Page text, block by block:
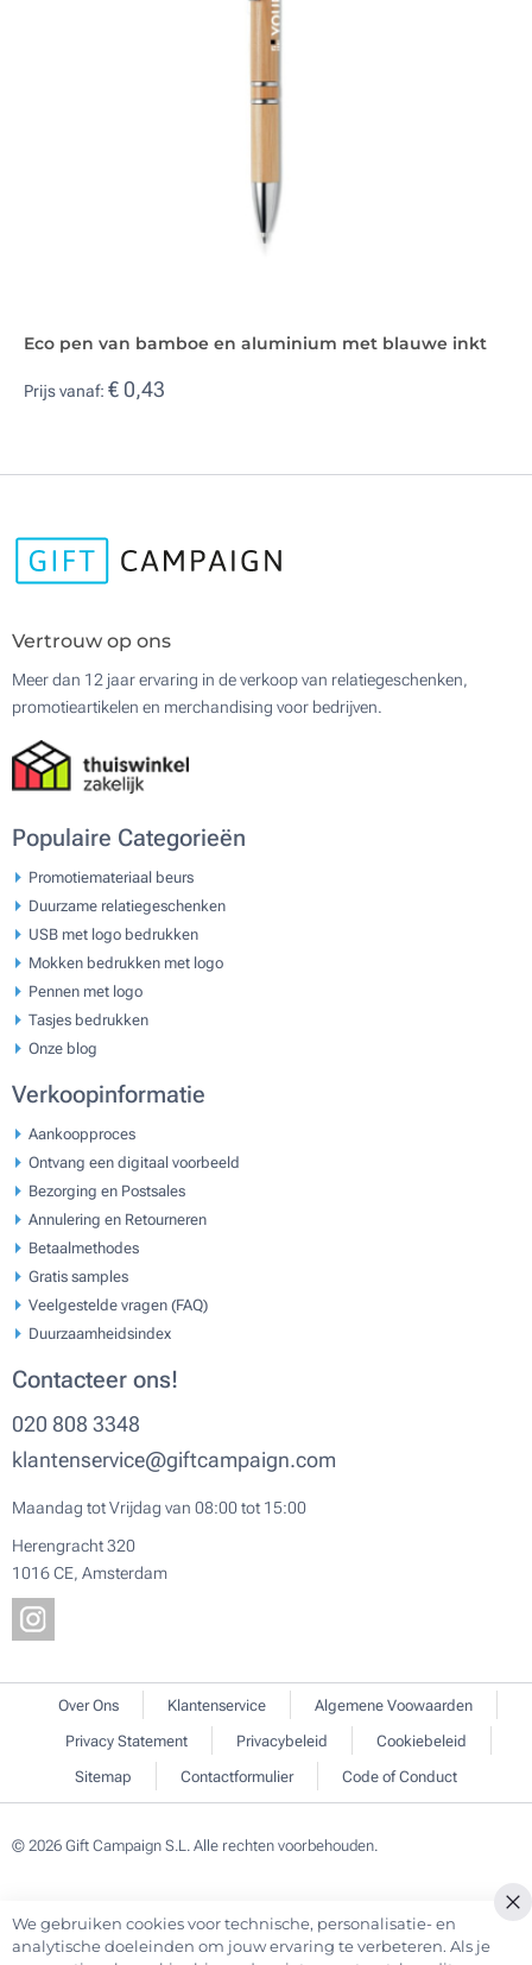
Eco pen van bamboe en aluminium met blauwe inkt
Prijs vanaf: € 0,43
Vertrouw op ons
Meer dan 12 jaar ervaring in de verkoop van relatiegeschenken,
promotieartikelen en merchandising voor bedrijven.
Populaire Categorieën
Promotiemateriaal beurs
Duurzame relatiegeschenken
USB met logo bedrukken
Mokken bedrukken met logo
Pennen met logo
Tasjes bedrukken
Onze blog
Verkoopinformatie
Aankoopproces
Ontvang een digitaal voorbeeld
Bezorging en Postsales
Annulering en Retourneren
Betaalmethodes
Gratis samples
Veelgestelde vragen (FAQ)
Duurzaamheidsindex
Contacteer ons!
020 808 3348
klantenservice@giftcampaign.com
Maandag tot Vrijdag van 08:00 tot 15:00
Herengracht 320
1016 CE, Amsterdam
Over Ons Klantenservice
Algemene Voowaarden
Privacy Statement
Privacybeleid
Cookiebeleid
Sitemap
Contactformulier Code of Conduct
© 2026 Gift Campaign S.L. Alle rechten voorbehouden.
We gebruiken cookies voor technische, personalisatie- en
analytische doeleinden om jouw ervaring te verbeteren. Als je